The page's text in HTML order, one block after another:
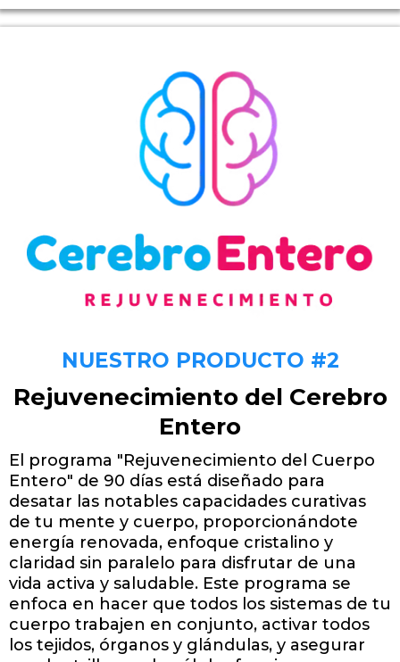
NUESTRO PRODUCTO #2
Rejuvenecimiento del Cerebro
Entero
El programa "Rejuvenecimiento del Cuerpo
Entero" de 90 días está diseñado para
desatar las notables capacidades curativas
de tu mente y cuerpo, proporcionándote
energía renovada, enfoque cristalino y
claridad sin paralelo para disfrutar de una
vida activa y saludable​​. Este programa se
enfoca en hacer que todos los sistemas de tu
cuerpo trabajen en conjunto, activar todos
los tejidos, órganos y glándulas, y asegurar